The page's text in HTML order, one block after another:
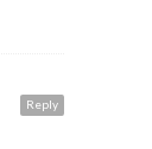
Reply